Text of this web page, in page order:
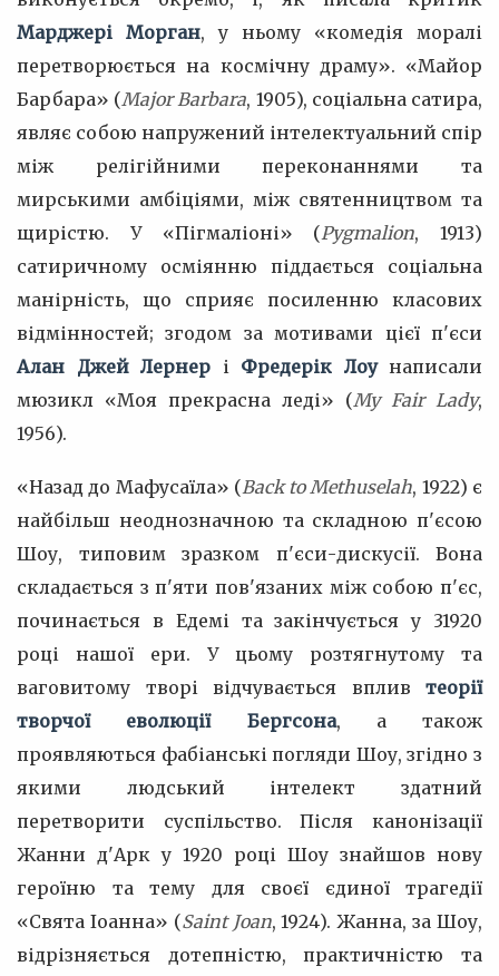
Марджері Морган, у ньому «комедія моралі
перетворюється на космічну драму». «Майор
Барбара» (Major Barbara, 1905), соціальна сатира,
являє собою напружений інтелектуальний спір
між релігійними переконаннями та
мирськими амбіціями, між святенництвом та
щирістю. У «Пігмаліоні» (Pygmalion, 1913)
сатиричному осміянню піддається соціальна
манірність, що сприяє посиленню класових
відмінностей; згодом за мотивами цієї п'єси
Алан Джей Лернер і Фредерік Лоунаписали
мюзикл «Моя прекрасна леді» (My Fair Lady,
1956).
«Назад до Мафусаїла» (Back to Methuselah, 1922) є
найбільш неоднозначною та складною п'єсою
Шоу, типовим зразком п'єси-дискусії. Вона
складається з п'яти пов'язаних між собою п'єс,
починається в Едемі та закінчується у 31920
році нашої ери. У цьому розтягнутому та
ваговитому творі відчувається вплив теорії
творчої еволюції Бергсона, а також
проявляються фабіанські погляди Шоу, згідно з
якими людський інтелект здатний
перетворити суспільство. Після канонізації
Жанни д'Арк у 1920 році Шоу знайшов нову
героїню та тему для своєї єдиної трагедії
«Свята Іоанна» (Saint Joan, 1924). Жанна, за Шоу,
відрізняється дотепністю, практичністю та